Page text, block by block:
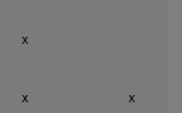
x
x x